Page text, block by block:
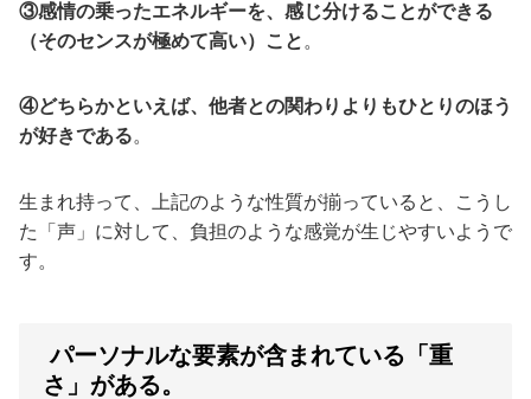
③感情の乗ったエネルギーを、感じ分けることができる
（そのセンスが極めて高い）こと 。
④どちらかといえば、他者との関わりよりもひとりのほう
が好きである。
生まれ持って、上記のような性質が揃っていると、こうし
た「声」に対して、負担のような感覚が生じやすいようで
す。
パーソナルな要素が含まれている「重
さ」がある。